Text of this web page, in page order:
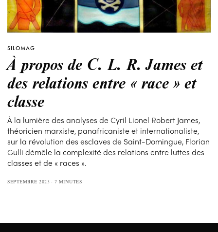
SILOMAG
À propos de C. L. R. James et
des relations entre « race » et
classe
À la lumière des analyses de Cyril Lionel Robert James,
théoricien marxiste, panafricaniste et internationaliste,
sur la révolution des esclaves de Saint-Domingue, Florian
Gulli démêle la complexité des relations entre luttes des
classes et de « races ».
SEPTEMBRE 2023 7 MINUTES